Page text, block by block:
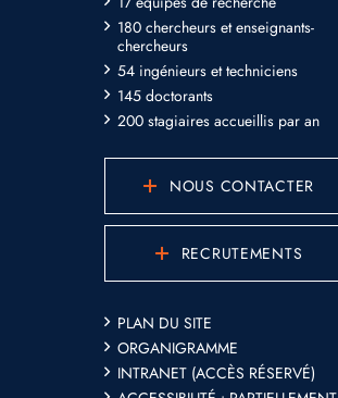
180 chercheurs et enseignants-
chercheurs
54 ingénieurs et techniciens
145 doctorants
200 stagiaires accueillis par an
NOUS CONTACTER
RECRUTEMENTS
PLAN DU SITE
ORGANIGRAMME
INTRANET (ACCÈS RÉSERVÉ)